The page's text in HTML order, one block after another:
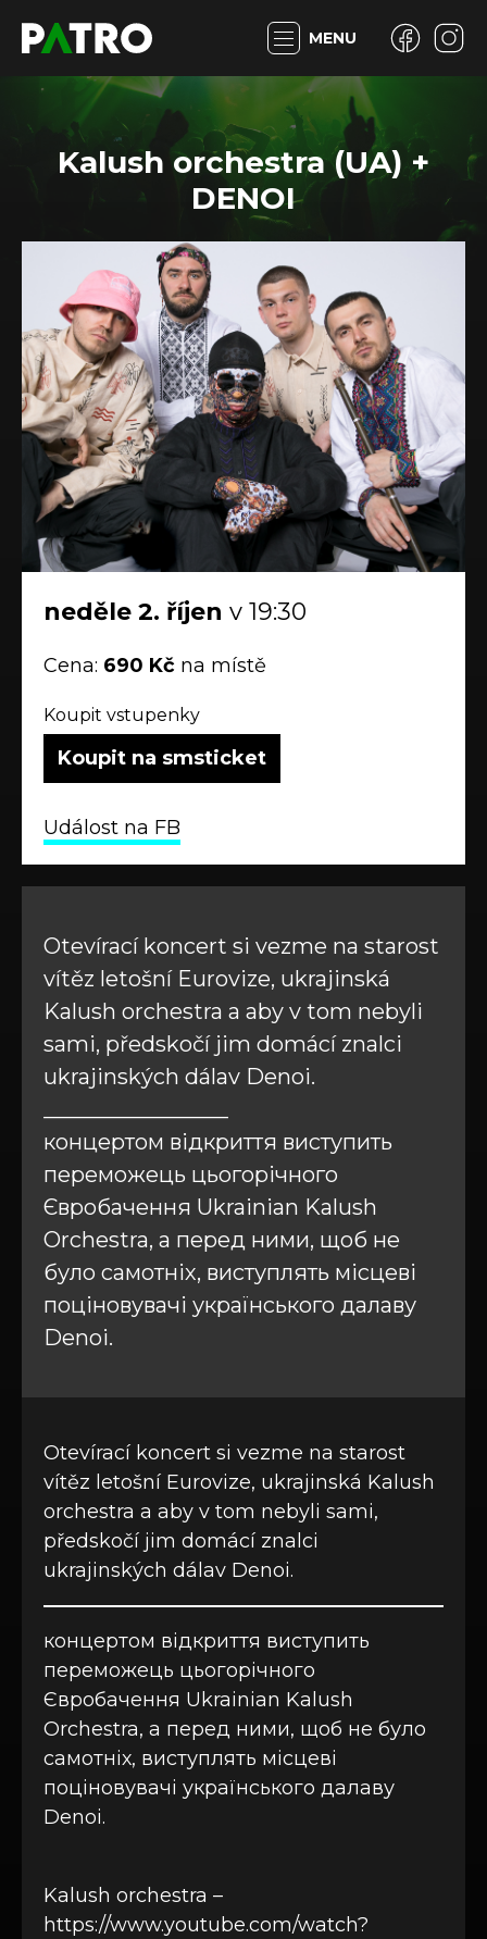
MENU
Kalush orchestra (UA) +
DENOI
neděle 2. říjen v 19:30
Cena: 690 Kč na místě
Koupit vstupenky
Koupit na smsticket
Událost na FB
Otevírací koncert si vezme na starost
vítěz letošní Eurovize, ukrajinská
Kalush orchestra a aby v tom nebyli
sami, předskočí jim domácí znalci
ukrajinských dálav Denoi.
концертом відкриття виступить
переможець цьогорічного
Євробачення Ukrainian Kalush
Orchestra, а перед ними, щоб не
було самотніх, виступлять місцеві
поціновувачі українського далаву
Denoi.
Otevírací koncert si vezme na starost
vítěz letošní Eurovize, ukrajinská Kalush
orchestra a aby v tom nebyli sami,
předskočí jim domácí znalci
ukrajinských dálav Denoi.
концертом відкриття виступить
переможець цьогорічного
Євробачення Ukrainian Kalush
Orchestra, а перед ними, щоб не було
самотніх, виступлять місцеві
поціновувачі українського далаву
Denoi.
Kalush orchestra –
https://www.youtube.com/watch?